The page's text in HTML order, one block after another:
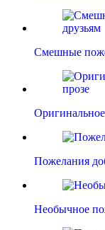
Смешные
Пожелания
Необычное